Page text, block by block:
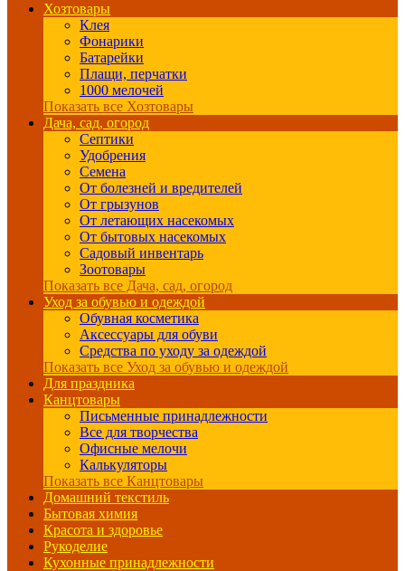
Хозтовары
Клея
Фонарики
Батарейки
Плащи, перчатки
1000 мелочей
Показать все Хозтовары
Дача, сад, огород
Септики
Удобрения
Семена
От болезней и вредителей
От грызунов
От летающих насекомых
От бытовых насекомых
Садовый инвентарь
Зоотовары
Показать все Дача, сад, огород
Уход за обувью и одеждой
Обувная косметика
Аксессуары для обуви
Средства по уходу за одеждой
Показать все Уход за обувью и одеждой
Для праздника
Канцтовары
Письменные принадлежности
Все для творчества
Офисные мелочи
Калькуляторы
Показать все Канцтовары
Домашний текстиль
Бытовая химия
Красота и здоровье
Рукоделие
Кухонные принадлежности